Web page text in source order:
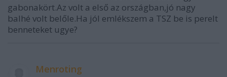
gabonakört.Az volt a első az országban,jó nagy
balhé volt belőle.Ha jól emlékszem a TSZ be is perelt
benneteket ugye?
Menroting